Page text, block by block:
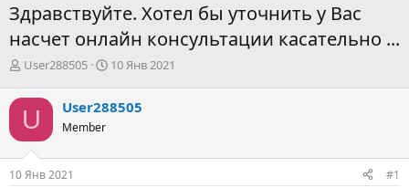
Здравствуйте. Хотел бы уточнить у Вас
насчет онлайн консультации касательно ...
А
т
о
р
т
е
м
User288505
Д
а
ч
10 Янв 2021
U User288505
Member
10 Янв 2021 #1